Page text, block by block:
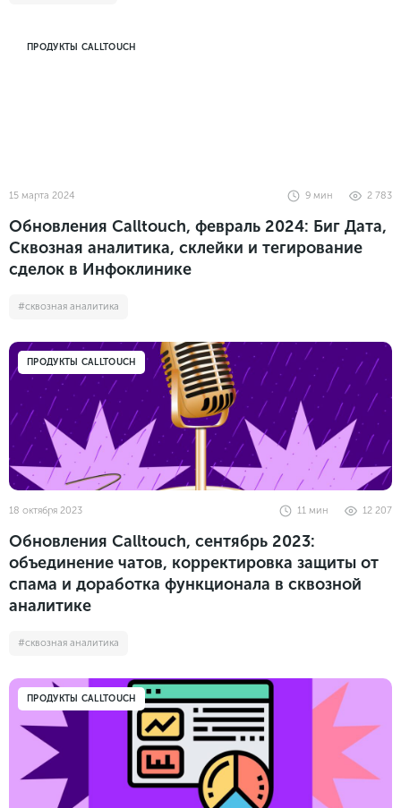
ПРОДУКТЫ CALLTOUCH
15 марта 2024 2 783
9 мин
Обновления Calltouch, февраль 2024: Биг Дата,
Сквозная аналитика, склейки и тегирование
сделок в Инфоклинике
#сквозная аналитика
ПРОДУКТЫ CALLTOUCH
18 октября 2023 12 207
11 мин
Обновления Calltouch, сентябрь 2023:
объединение чатов, корректировка защиты от
спама и доработка функционала в сквозной
аналитике
#сквозная аналитика
ПРОДУКТЫ CALLTOUCH